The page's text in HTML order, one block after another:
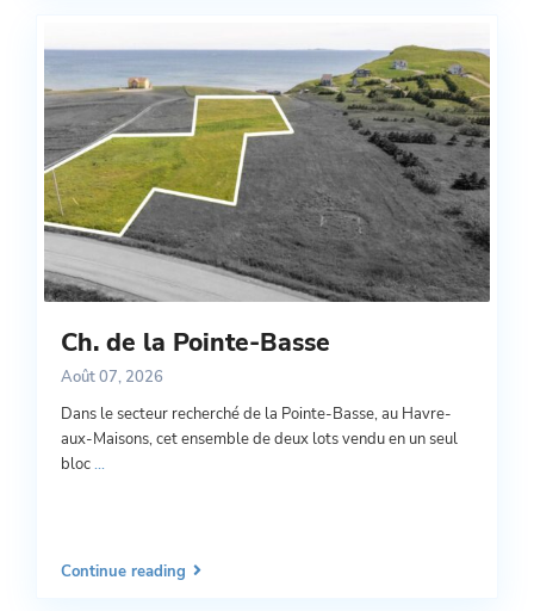
Ch. de la Pointe-Basse
Août 07, 2026
Dans le secteur recherché de la Pointe-Basse, au Havre-
aux-Maisons, cet ensemble de deux lots vendu en un seul
bloc...
Continue reading